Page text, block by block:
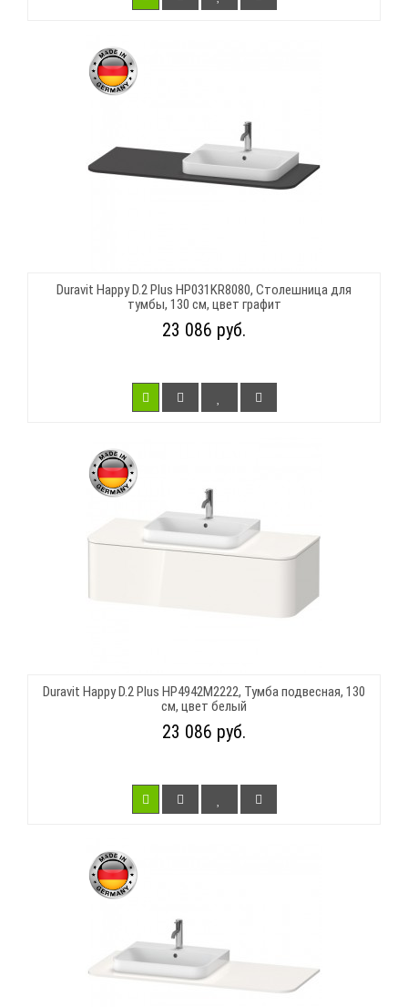
Duravit Happy D.2 Plus HP031KR8080, Столешница для
тумбы, 130 см, цвет графит
23 086 руб.
Duravit Happy D.2 Plus HP4942M2222, Тумба подвесная, 130
см, цвет белый
23 086 руб.